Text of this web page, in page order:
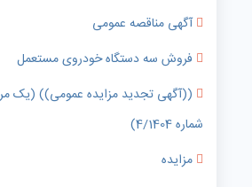
آگهی مناقصه عمومی
فروش سه دستگاه خودروی مستعمل
((آگهی تجدید مزایده عمومی)) (یک
شماره 4/1404)
مزایده